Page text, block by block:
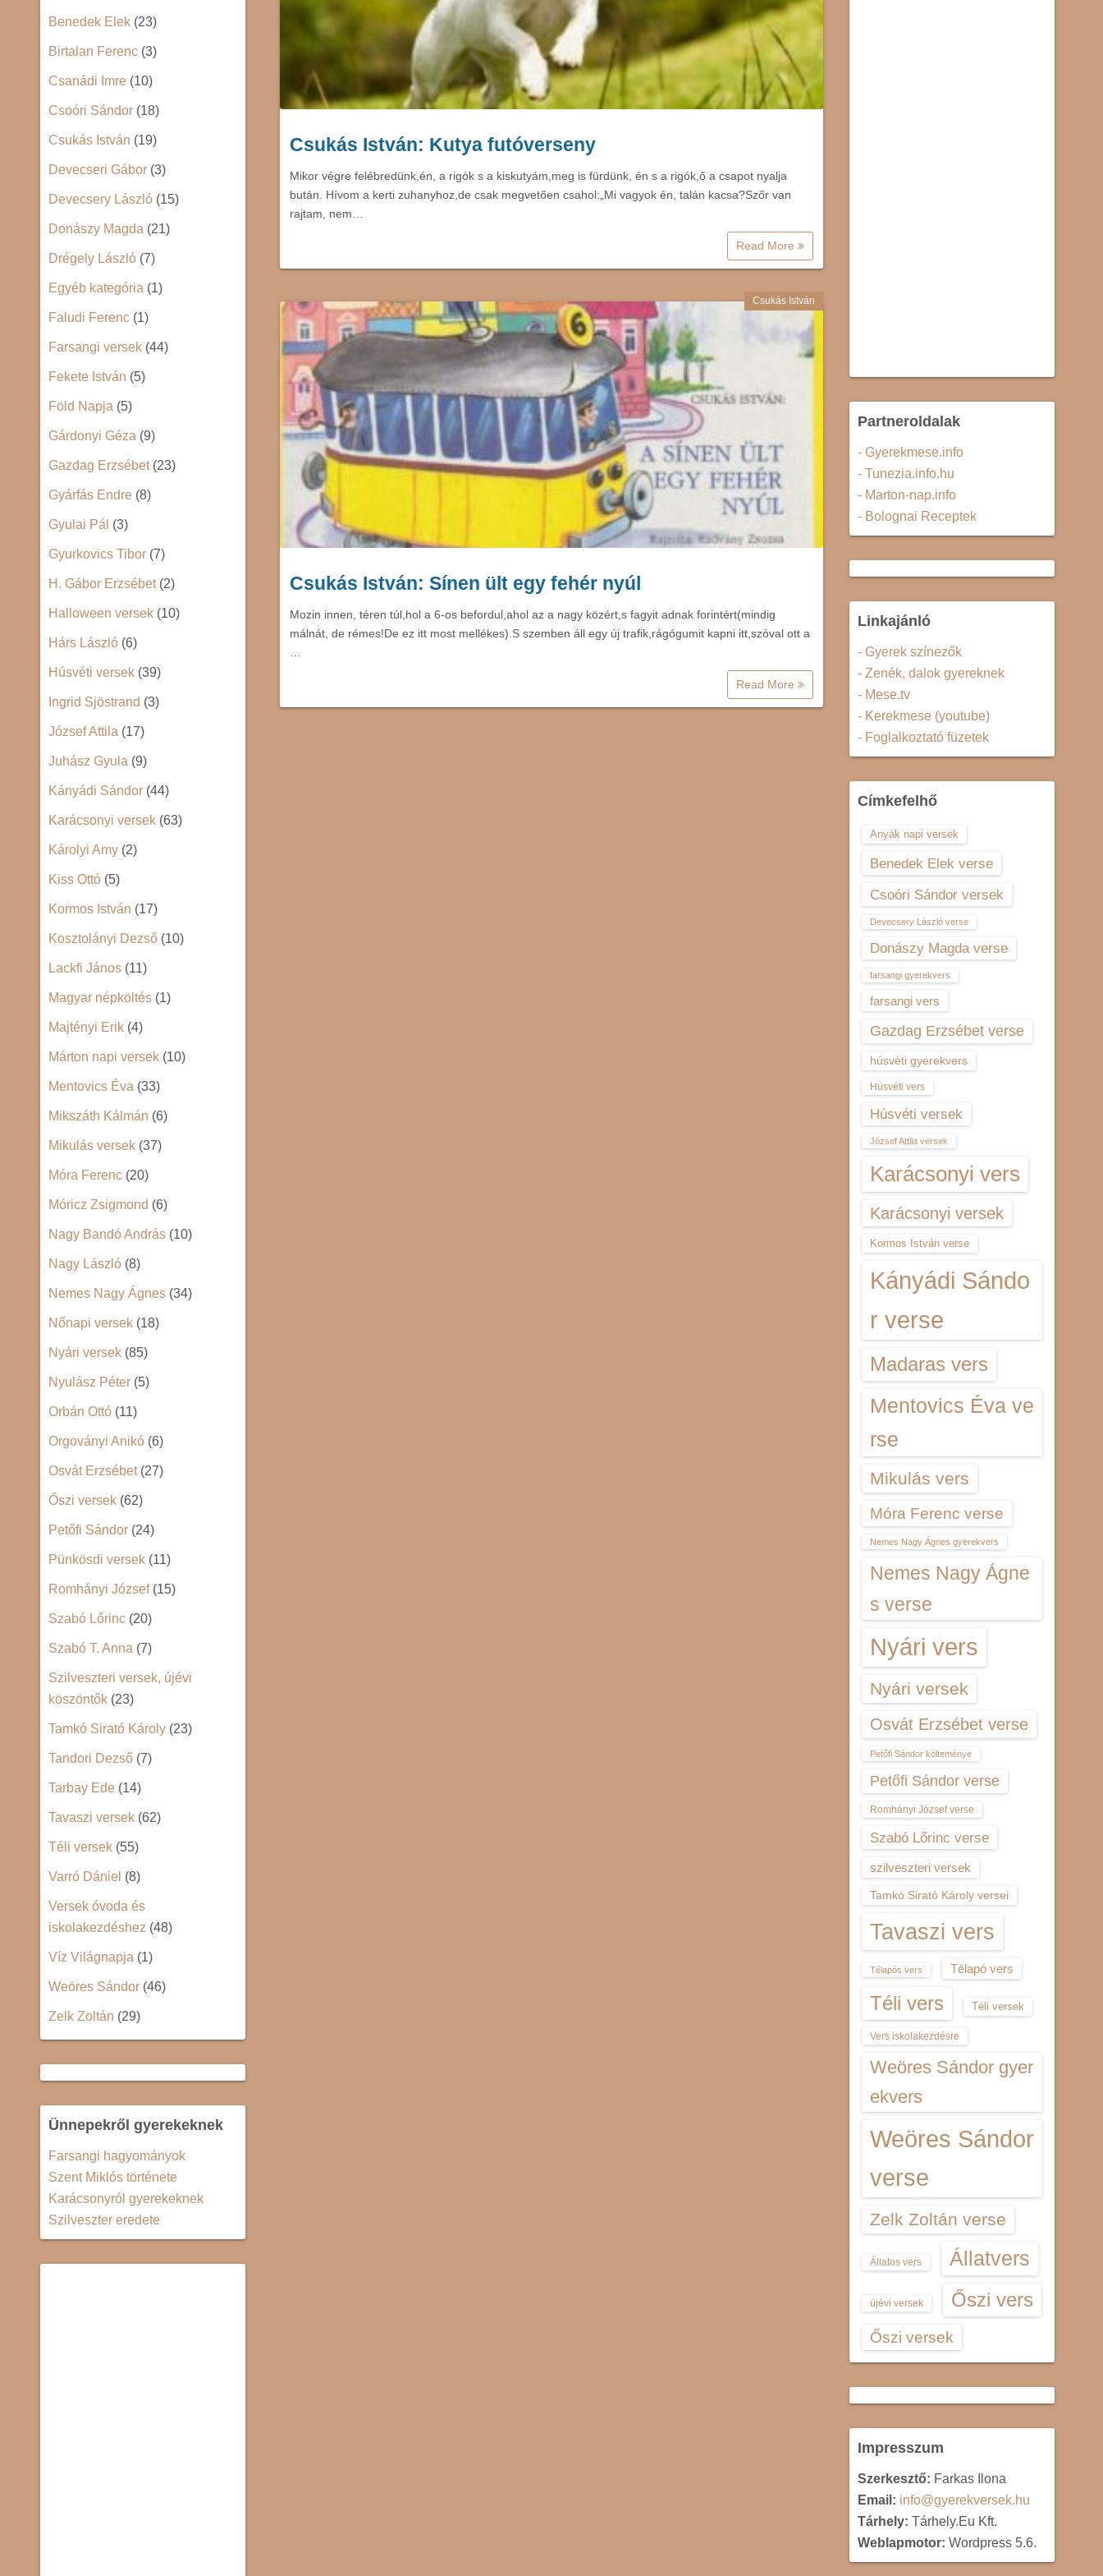
Csukás István: Kutya futóverseny
Mikor végre felébredünk,én, a rigók s a kiskutyám,meg is fürdünk, én s a rigók,ő a csapot nyalja
bután. Hívom a kerti zuhanyhoz,de csak megvetően csahol:„Mi vagyok én, talán kacsa?Szőr van
rajtam, nem…
Read More
Csukás István
Csukás István: Sínen ült egy fehér nyúl
Mozin innen, téren túl,hol a 6-os befordul,ahol az a nagy közért,s fagyit adnak forintért(mindig
málnát, de rémes!De ez itt most mellékes).S szemben áll egy új trafik,rágógumit kapni itt,szóval ott a
Read More
Benedek Elek (23)
Birtalan Ferenc (3)
Csanádi Imre (10)
Csoóri Sándor (18)
Csukás István (19)
Devecseri Gábor (3)
Devecsery László (15)
Donászy Magda (21)
Drégely László (7)
Egyéb kategória (1)
Faludi Ferenc (1)
Farsangi versek (44)
Fekete István (5)
Föld Napja (5)
Gárdonyi Géza (9)
Gazdag Erzsébet(23)
Gyárfás Endre (8)
Gyulai Pál (3)
Gyurkovics Tibor (7)
H. Gábor Erzsébet(2)
Halloween versek (10)
Hárs László (6)
Húsvéti versek (39)
Ingrid Sjöstrand (3)
József Attila (17)
Juhász Gyula (9)
Kányádi Sándor (44)
Karácsonyi versek (63)
Károlyi Amy (2)
Kiss Ottó (5)
Kormos István (17)
Kosztolányi Dezső (10)
Lackfi János (11)
Magyar népköltés (1)
Majtényi Erik (4)
Márton napi versek (10)
Mentovics Éva (33)
Mikszáth Kálmán (6)
Mikulás versek (37)
Móra Ferenc (20)
Móricz Zsigmond (6)
Nagy Bandó András (10)
Nagy László (8)
Nemes Nagy Ágnes (34)
Nőnapi versek (18)
Nyári versek (85)
Nyulász Péter (5)
Orbán Ottó (11)
Orgoványi Anikó (6)
Osvát Erzsébet(27)
Őszi versek (62)
Petőfi Sándor (24)
Pünkösdi versek (11)
Romhányi József(15)
Szabó Lőrinc (20)
Szabó T. Anna (7)
Szilveszteri versek, újévi
köszöntők (23)
Tamkó Sirató Károly (23)
Tandori Dezső (7)
Tarbay Ede (14)
Tavaszi versek (62)
Téli versek (55)
Varró Dániel (8)
Versek óvoda és
iskolakezdéshez (48)
Víz Világnapja (1)
Weöres Sándor (46)
Zelk Zoltán (29)
Ünnepekről gyerekeknek
Farsangi hagyományok
Szent Miklós története
Karácsonyról gyerekeknek
Szilveszter eredete
Partneroldalak
- Gyerekmese.info
- Tunezia.info.hu
- Marton-nap.info
- Bolognai Receptek
Linkajánló
- Gyerek színezők
- Zenék, dalok gyereknek
- Mese.tv
- Kerekmese (youtube)
- Foglalkoztató füzetek
Címkefelhő
Anyák napi versek
Benedek Elek verse
Csoóri Sándor versek
Devecsery László verse
Donászy Magda verse
farsangi gyerekvers
farsangi vers
Gazdag Erzsébet verse
húsvéti gyerekvers
Húsvéti vers
Húsvéti versek
József Attila versek
Karácsonyi vers
Karácsonyi versek
Kormos István verse
Kányádi Sándo
r verse
Madaras vers
Mentovics Éva ve
rse
Mikulás vers
Móra Ferenc verse
Nemes Nagy Ágnes gyerekvers
Nemes Nagy Ágne
s verse
Nyári vers
Nyári versek
Osvát Erzsébet verse
Petőfi Sándor költeménye
Petőfi Sándor verse
Romhányi József verse
Szabó Lőrinc verse
szilveszteri versek
Tamkó Sirató Károly versei
Tavaszi vers
Télapós vers Télapó vers
Téli vers Téli versek
Vers iskolakezdésre
Weöres Sándor gyer
ekvers
Weöres Sándor
verse
Zelk Zoltán verse
Állatos vers Állatvers
újévi versek Őszi vers
Őszi versek
Impresszum
Szerkesztő: Farkas Ilona
Email: info@gyerekversek.hu
Tárhely: Tárhely.Eu Kft.
Weblapmotor: Wordpress 5.6.